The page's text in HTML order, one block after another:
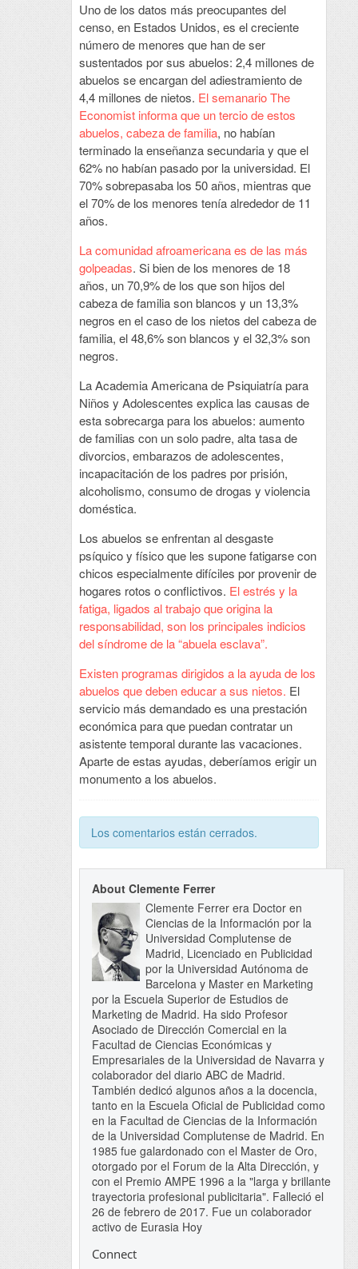
Uno de los datos más preocupantes del
censo, en Estados Unidos, es el creciente
número de menores que han de ser
sustentados por sus abuelos: 2,4 millones de
abuelos se encargan del adiestramiento de
4,4 millones de nietos. El semanario The
Economist informa que un tercio de estos
abuelos, cabeza de familia, no habían
terminado la enseñanza secundaria y que el
62% no habían pasado por la universidad. El
70% sobrepasaba los 50 años, mientras que
el 70% de los menores tenía alrededor de 11
años.
La comunidad afroamericana es de las más
golpeadas. Si bien de los menores de 18
años, un 70,9% de los que son hijos del
cabeza de familia son blancos y un 13,3%
negros en el caso de los nietos del cabeza de
familia, el 48,6% son blancos y el 32,3% son
negros.
La Academia Americana de Psiquiatría para
Niños y Adolescentes explica las causas de
esta sobrecarga para los abuelos: aumento
de familias con un solo padre, alta tasa de
divorcios, embarazos de adolescentes,
incapacitación de los padres por prisión,
alcoholismo, consumo de drogas y violencia
doméstica.
Los abuelos se enfrentan al desgaste
psíquico y físico que les supone fatigarse con
chicos especialmente difíciles por provenir de
hogares rotos o conflictivos. El estrés y la
fatiga, ligados al trabajo que origina la
responsabilidad, son los principales indicios
del síndrome de la “abuela esclava”.
Existen programas dirigidos a la ayuda de los
abuelos que deben educar a sus nietos. El
servicio más demandado es una prestación
económica para que puedan contratar un
asistente temporal durante las vacaciones.
Aparte de estas ayudas, deberíamos erigir un
monumento a los abuelos.
Los comentarios están cerrados.
About Clemente Ferrer
Clemente Ferrer era Doctor en
Ciencias de la Información por la
Universidad Complutense de
Madrid, Licenciado en Publicidad
por la Universidad Autónoma de
Barcelona y Master en Marketing
por la Escuela Superior de Estudios de
Marketing de Madrid. Ha sido Profesor
Asociado de Dirección Comercial en la
Facultad de Ciencias Económicas y
Empresariales de la Universidad de Navarra y
colaborador del diario ABC de Madrid.
También dedicó algunos años a la docencia,
tanto en la Escuela Oficial de Publicidad como
en la Facultad de Ciencias de la Información
de la Universidad Complutense de Madrid. En
1985 fue galardonado con el Master de Oro,
otorgado por el Forum de la Alta Dirección, y
con el Premio AMPE 1996 a la "larga y brillante
trayectoria profesional publicitaria". Falleció el
26 de febrero de 2017. Fue un colaborador
activo de Eurasia Hoy
Connect